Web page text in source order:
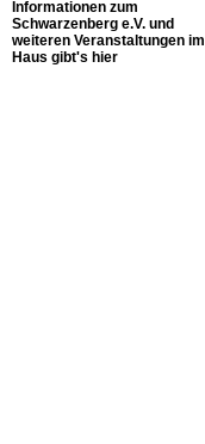
Informationen zum
Schwarzenberg e.V. und
weiteren Veranstaltungen im
Haus gibt's hier